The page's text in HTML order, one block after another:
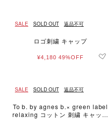
SALE SOLD OUT 返品不可
ロゴ刺繍 キャップ
¥4,180 49%OFF
SALE SOLD OUT 返品不可
To b. by agnes b.× green label
relaxing コットン 刺繍 キャップ